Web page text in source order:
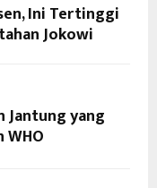
Ini Tertinggi
Jokowi
Jantung yang